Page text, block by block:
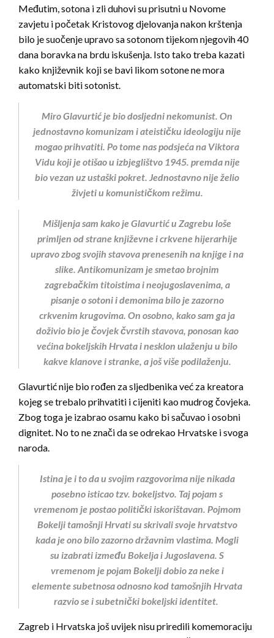
Međutim, sotona i zli duhovi su prisutni u Novome
zavjetu i početak Kristovog djelovanja nakon krštenja
bilo je suočenje upravo sa sotonom tijekom njegovih 40
dana boravka na brdu iskušenja. Isto tako treba kazati
kako književnik koji se bavi likom sotone ne mora
automatski biti sotonist.
Miro Glavurtić je bio dosljedni nekomunist. On
jednostavno komunizam i ateističku ideologiju nije
mogao prihvatiti. Po tome nas podsjeća na Viktora
Vidu koji je otišao u izbjeglištvo 1945. premda nije
bio vezan uz ustaški pokret. Jednostavno nije želio
živjeti u komunističkom režimu.
Mišljenja sam kako je Glavurtić u Zagrebu loše
primljen od strane književne i crkvene hijerarhije
upravo zbog svojih stavova prenesenih na knjige i na
slike. Antikomunizam je smetao brojnim
zagrebačkim titoistima i neojugoslavenima, a
pisanje o sotoni i demonima bilo je zazorno
crkvenim krugovima. On osobno, kako sam ga ja
doživio bio je čovjek čvrstih stavova, ponosan kao
većina bokeljskih Hrvata i nesklon ulaženju u bilo
kakve klanove i stranke, a još više podilaženju.
Glavurtić nije bio rođen za sljedbenika već za kreatora
kojeg se trebalo prihvatiti i cijeniti kao mudrog čovjeka.
Zbog toga je izabrao osamu kako bi sačuvao i osobni
dignitet. No to ne znači da se odrekao Hrvatske i svoga
naroda.
Istina je i to da u svojim razgovorima nije nikada
posebno isticao tzv. bokeljstvo. Taj pojam s
vremenom je postao politički iskorištavan. Pojmom
Bokelji tamošnji Hrvati su skrivali svoje hrvatstvo
kada je ono bilo zazorno državnim vlastima. Mogli
su izabrati između Bokelja i Jugoslavena. S
vremenom je pojam Bokelji dobio za neke i
elemente subetnosa odnosno kod tamošnjih Hrvata
razvio se i subetnički bokeljski identitet.
Zagreb i Hrvatska još uvijek nisu priredili komemoraciju